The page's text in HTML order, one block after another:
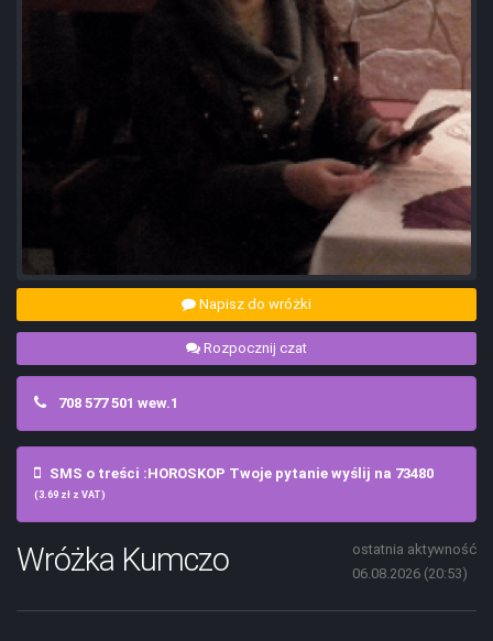
Napisz do wróżki
Rozpocznij czat
708 577 501 wew.1
SMS o treści :HOROSKOP Twoje pytanie wyślij na 73480
(3.69 zł z VAT)
Wróżka Kumczo
ostatnia aktywność
06.08.2026 (20:53)